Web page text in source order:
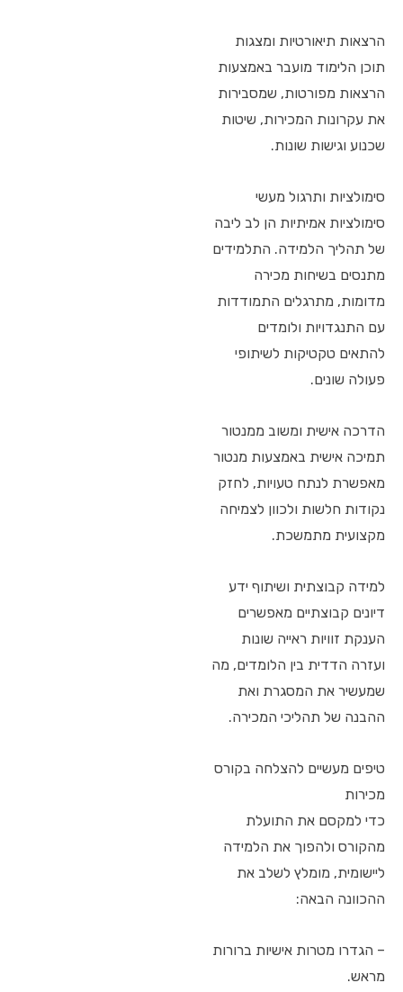
הרצאות תיאורטיות ומצגות
תוכן הלימוד מועבר באמצעות
הרצאות מפורטות, שמסבירות
את עקרונות המכירות, שיטות
שכנוע וגישות שונות.
סימולציות ותרגול מעשי
סימולציות אמיתיות הן לב ליבה
של תהליך הלמידה. התלמידים
מתנסים בשיחות מכירה
מדומות, מתרגלים התמודדות
עם התנגדויות ולומדים
להתאים טקטיקות לשיתופי
פעולה שונים.
הדרכה אישית ומשוב ממנטור
תמיכה אישית באמצעות מנטור
מאפשרת לנתח טעויות, לחזק
נקודות חלשות ולכוון לצמיחה
מקצועית מתמשכת.
למידה קבוצתית ושיתוף ידע
דיונים קבוצתיים מאפשרים
הענקת זוויות ראייה שונות
ועזרה הדדית בין הלומדים, מה
שמעשיר את המסגרת ואת
ההבנה של תהליכי המכירה.
טיפים מעשיים להצלחה בקורס
מכירות
כדי למקסם את התועלת
מהקורס ולהפוך את הלמידה
ליישומית, מומלץ לשלב את
ההכוונה הבאה:
– הגדרו מטרות אישיות ברורות
מראש.